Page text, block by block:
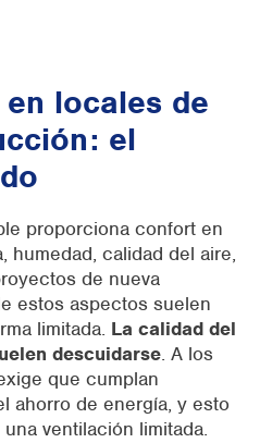
locales de
el
proporciona confort en
humedad, calidad del aire,
de nueva
estos aspectos suelen
limitada. La calidad del
descuidarse. A los
que cumplan
ahorro de energía, y esto
ventilación limitada.